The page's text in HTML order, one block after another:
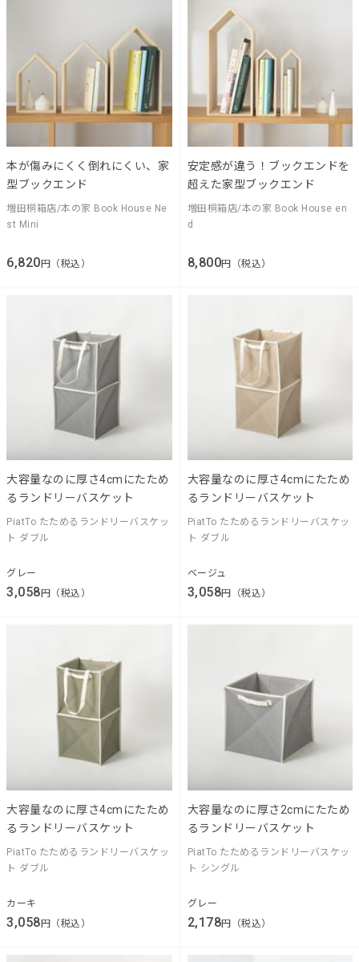
本が傷みにくく倒れにくい、家
型ブックエンド
増田桐箱店/本の家 Book House Ne
st Mini
6,820円（税込）
安定感が違う！ブックエンドを
超えた家型ブックエンド
増田桐箱店/本の家 Book House en
d
8,800円（税込）
大容量なのに厚さ4cmにたため
るランドリーバスケット
PiatTo たためるランドリーバスケッ
ト ダブル
グレー
3,058 円（税込）
大容量なのに厚さ4cmにたため
るランドリーバスケット
PiatTo たためるランドリーバスケッ
ト ダブル
ベージュ
3,058円（税込）
大容量なのに厚さ4cmにたため
るランドリーバスケット
PiatTo たためるランドリーバスケッ
ト ダブル
カーキ
3,058円（税込）
大容量なのに厚さ2cmにたため
るランドリーバスケット
PiatTo たためるランドリーバスケッ
ト シングル
グレー
2,178円（税込）